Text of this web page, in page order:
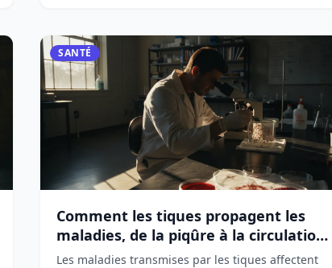
SANTÉ
Comment les tiques propagent les
maladies, de la piqûre à la circulation
sanguine
Les maladies transmises par les tiques affectent